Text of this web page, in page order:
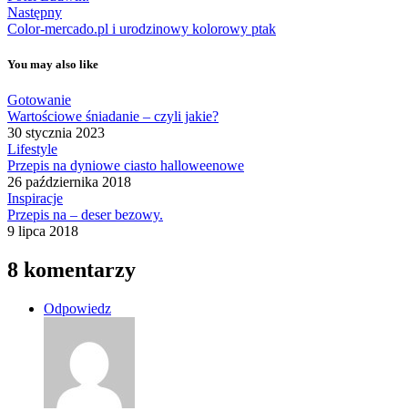
Następny
Color-mercado.pl i urodzinowy kolorowy ptak
You may also like
Gotowanie
Wartościowe śniadanie – czyli jakie?
30 stycznia 2023
Lifestyle
Przepis na dyniowe ciasto halloweenowe
26 października 2018
Inspiracje
Przepis na – deser bezowy.
9 lipca 2018
8 komentarzy
Odpowiedz